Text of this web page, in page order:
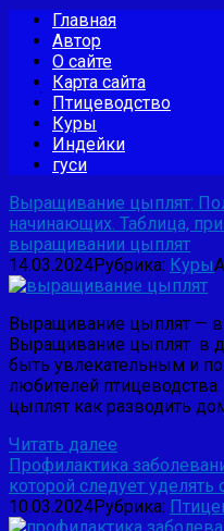
Главная
Автор
О сайте
Карта сайта
Птицеводство
Куры
Индейки
гуси
Выращивание цыплят:
начинающих. Таблица,
выращивании цыплят
14.03.2024Рубрика: Куры
Выращивание цыплят —
Выращивание цыплят в
быть увлекательным и
любителей
цыплят как разводить
Читать далее
Профилактика
которой следует
10.03.2024Рубрика: